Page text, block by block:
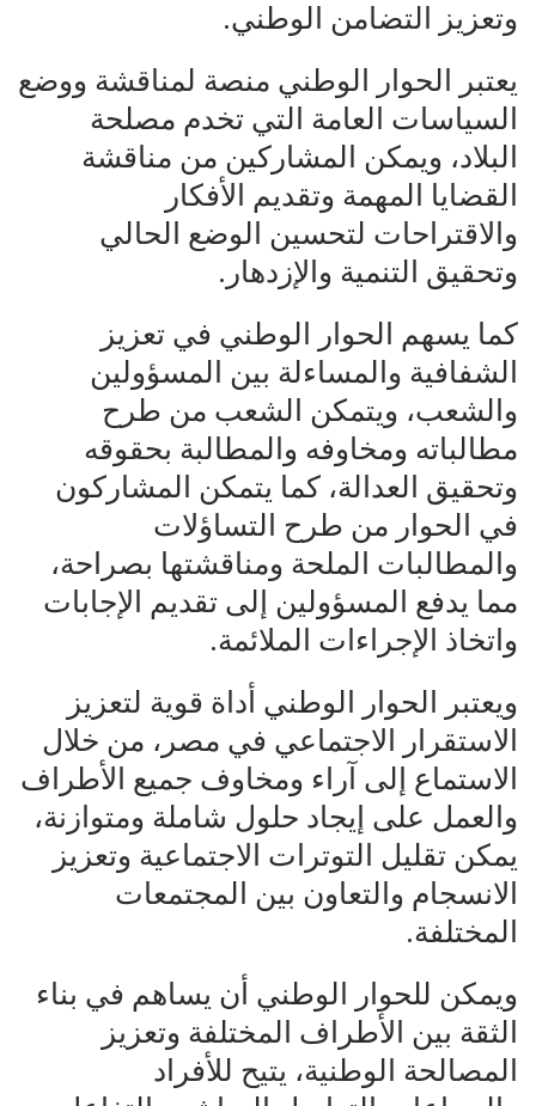
وتعزيز التضامن الوطني.
يعتبر الحوار الوطني منصة لمناقشة ووضع
السياسات العامة التي تخدم مصلحة
البلاد، ويمكن المشاركين من مناقشة
القضايا المهمة وتقديم الأفكار
والاقتراحات لتحسين الوضع الحالي
وتحقيق التنمية والإزدهار.
كما يسهم الحوار الوطني في تعزيز
الشفافية والمساءلة بين المسؤولين
والشعب، ويتمكن الشعب من طرح
مطالباته ومخاوفه والمطالبة بحقوقه
وتحقيق العدالة، كما يتمكن المشاركون
في الحوار من طرح التساؤلات
والمطالبات الملحة ومناقشتها بصراحة،
مما يدفع المسؤولين إلى تقديم الإجابات
واتخاذ الإجراءات الملائمة.
ويعتبر الحوار الوطني أداة قوية لتعزيز
الاستقرار الاجتماعي في مصر، من خلال
الاستماع إلى آراء ومخاوف جميع الأطراف
والعمل على إيجاد حلول شاملة ومتوازنة،
يمكن تقليل التوترات الاجتماعية وتعزيز
الانسجام والتعاون بين المجتمعات
المختلفة.
ويمكن للحوار الوطني أن يساهم في بناء
الثقة بين الأطراف المختلفة وتعزيز
المصالحة الوطنية، يتيح للأفراد